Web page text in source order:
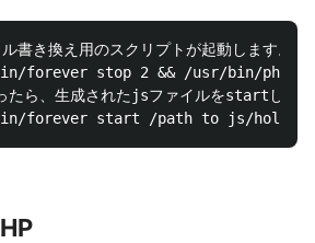
書き換え用のスクリプトが起動します。今
stop 2 && /usr/bin/php /
たら、生成されたjsファイルをstartします